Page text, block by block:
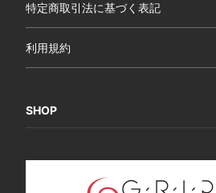
特定商取引法に基づく表記
利用規約
SHOP